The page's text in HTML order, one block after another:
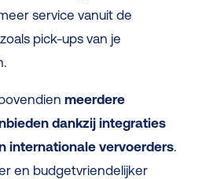
service vanuit de
pick-ups van je
meerdere
dankzij integraties
internationale vervoerders.
en budgetvriendelijker